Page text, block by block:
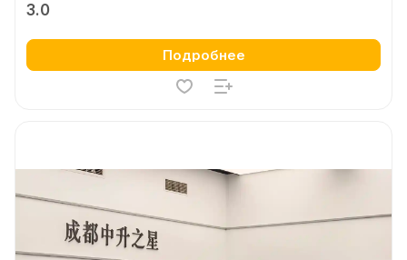
3.0
Подробнее